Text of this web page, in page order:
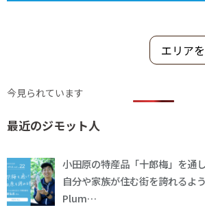
今見られています
最近のジモット人
小田原の特産品「十郎梅」を通
自分や家族が住む街を誇れるよう
Plum…